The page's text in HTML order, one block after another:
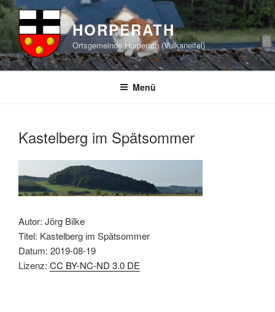
Zum
Inhalt
springen
HORPERATH
Ortsgemeinde Horperath (Vulkaneifel)
Menü
Kastelberg im Spätsommer
Autor: Jörg Bilke
Titel: Kastelberg im Spätsommer
Datum: 2019-08-19
Lizenz: CC BY-NC-ND 3.0 DE